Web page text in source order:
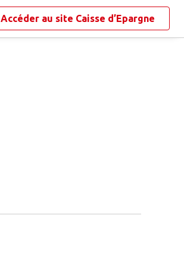
Accéder au site Caisse d’Epargne